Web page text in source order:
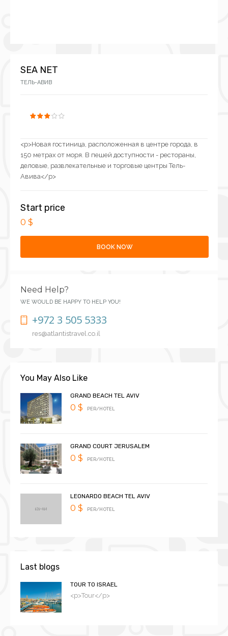
SEA NET
ТЕЛЬ-АВИВ
<p>Новая гостиница, расположенная в центре города, в
150 метрах от моря. В пешей доступности - рестораны,
деловые, развлекательные и торговые центры Тель-
Авива</p>
Start price
0 $
BOOK NOW
Need Help?
WE WOULD BE HAPPY TO HELP YOU!
+972 3 505 5333
res@atlantistravel.co.il
You May Also Like
GRAND BEACH TEL AVIV
0 $ PER/HOTEL
GRAND COURT JERUSALEM
0 $ PER/HOTEL
LEONARDO BEACH TEL AVIV
0 $ PER/HOTEL
Last blogs
TOUR TO ISRAEL
<p>Tour</p>